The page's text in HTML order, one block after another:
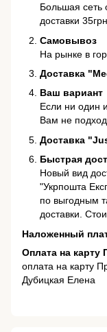
Большая сеть
доставки 35грн.
Самовывоз
На рынке в
Доставка
Ваш вариант
Если ни один
Вам не
Доставка
Быстрая
Новый вид
"Укрпошта
по выгодным
доставки.
Наложенный
Оплата на карту
оплата на карту
Дубицкая Елена